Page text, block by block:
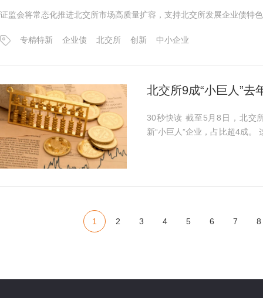
证监会将常态化推进北交所市场高质量扩容，支持北交所发展企业债特
专精特新 企业债 北交所 创新 中小企业
北交所9成“小巨人”
30秒快读 截至5月8日，北交所191家上市公司中已有79家公司为国家级专精特
新“小巨人”企业，占比超4成。
1 2 3 4 5 6 7 8